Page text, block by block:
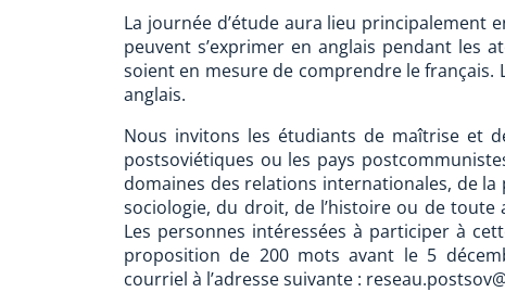
La journée d’étude aura lieu principalement
peuvent s’exprimer en anglais pendant les
soient en mesure de comprendre le
anglais.
Nous invitons les étudiants de maîtrise et
postsoviétiques ou les pays
domaines des relations internationales, de
sociologie, du droit, de l’histoire ou de toute
Les personnes intéressées à participer à
proposition de 200 mots avant le 5
courriel à l’adresse suivante :